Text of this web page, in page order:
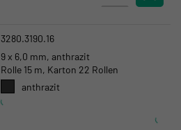
3280.3190.16
9 x 6,0 mm, anthrazit
Rolle 15 m, Karton 22 Rollen
anthrazit